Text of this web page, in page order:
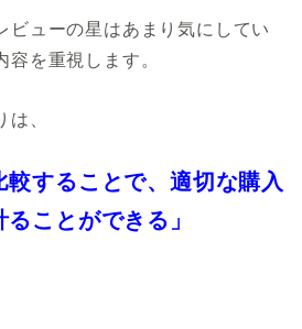
ビューの星はあまり気にしてい
容を重視します。
、
較することで、適切な購入
ことができる」